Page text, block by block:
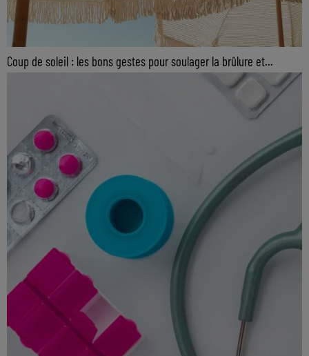
Coup de soleil : les bons gestes pour soulager la brûlure et...